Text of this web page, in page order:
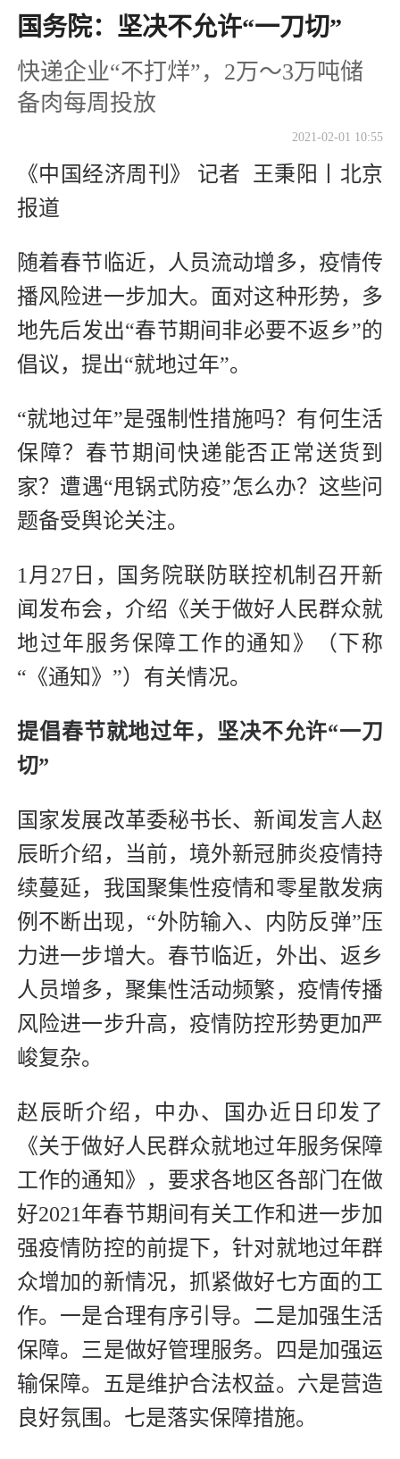
国务院：坚决不允许“一刀切”
快递企业“不打烊”，2万～3万吨储
备肉每周投放
2021-02-01 10:55
《中国经济周刊》 记者 王秉阳丨北京
报道
随着春节临近，人员流动增多，疫情传
播风险进一步加大。面对这种形势，多
地先后发出“春节期间非必要不返乡”的
倡议，提出“就地过年”。
“就地过年”是强制性措施吗？有何生活
保障？春节期间快递能否正常送货到
家？遭遇“甩锅式防疫”怎么办？这些问
题备受舆论关注。
1月27日，国务院联防联控机制召开新
闻发布会，介绍《关于做好人民群众就
地过年服务保障工作的通知》（下称
“《通知》”）有关情况。
提倡春节就地过年， 坚决不允许“一刀
切”
国家发展改革委秘书长、新闻发言人赵
辰昕介绍，当前，境外新冠肺炎疫情持
续蔓延，我国聚集性疫情和零星散发病
例不断出现，“外防输入、内防反弹”压
力进一步增大。春节临近，外出、返乡
人员增多，聚集性活动频繁，疫情传播
风险进一步升高，疫情防控形势更加严
峻复杂。
赵辰昕介绍，中办、国办近日印发了
《关于做好人民群众就地过年服务保障
工作的通知》，要求各地区各部门在做
好2021年春节期间有关工作和进一步加
强疫情防控的前提下，针对就地过年群
众增加的新情况，抓紧做好七方面的工
作。一是合理有序引导。二是加强生活
保障。三是做好管理服务。四是加强运
输保障。五是维护合法权益。六是营造
良好氛围。七是落实保障措施。